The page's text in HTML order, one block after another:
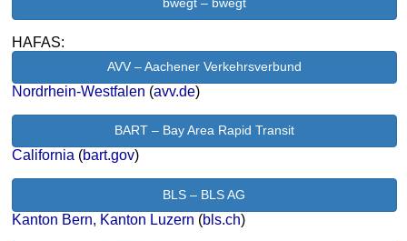
HAFAS:
AVV – Aachener Verkehrsverbund
Nordrhein-Westfalen (avv.de)
BART – Bay Area Rapid Transit
California (bart.gov)
BLS – BLS AG
Kanton Bern, Kanton Luzern (bls.ch)